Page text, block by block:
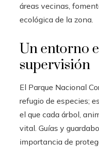
áreas vecinas,
ecológica de la zona.
Un entorno
supervisión
El Parque Nacional
refugio de especies;
el que cada árbol,
vital. Guías y
importancia de